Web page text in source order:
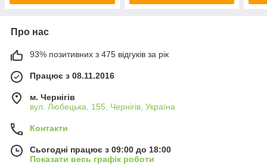
Про нас
93% позитивних з 475 відгуків за рік
Працює з 08.11.2016
м. Чернігів
вул. Любецька, 155, Чернігів, Україна
Контакти
Сьогодні працює з 09:00 до 18:00
Показати весь графік роботи